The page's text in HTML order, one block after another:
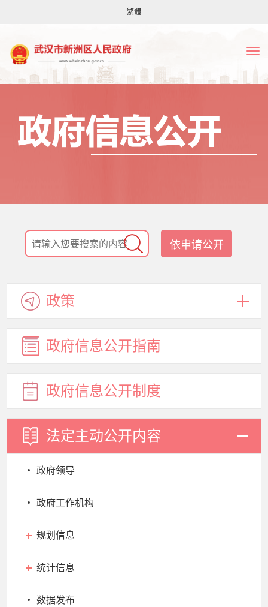
繁體
依申请公开
政策
政府信息公开指南
政府信息公开制度
法定主动公开内容
政府领导
政府工作机构
规划信息
统计信息
数据发布